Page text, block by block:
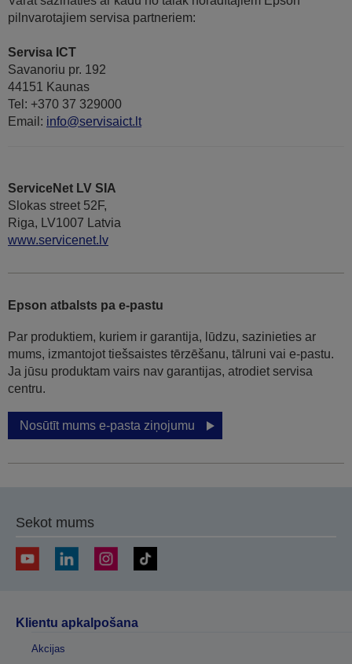
pilnvarotajiem servisa partneriem:
Servisa ICT
Savanoriu pr. 192
44151 Kaunas
Tel: +370 37 329000
Email: info@servisaict.lt
ServiceNet LV SIA
Slokas street 52F,
Riga, LV1007 Latvia
www.servicenet.lv
Epson atbalsts pa e-pastu
Par produktiem, kuriem ir garantija, lūdzu, sazinieties ar
mums, izmantojot tiešsaistes tērzēšanu, tālruni vai e-pastu.
Ja jūsu produktam vairs nav garantijas, atrodiet servisa
centru.
Nosūtīt mums e-pasta ziņojumu
Sekot mums
Klientu apkalpošana
Akcijas